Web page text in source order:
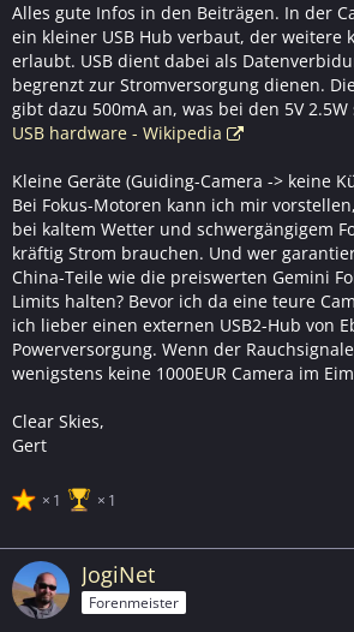
Alles gute Infos in den Beiträgen. In der
ein kleiner USB Hub verbaut, der weitere
erlaubt. USB dient dabei als
begrenzt zur Stromversorgung dienen.
gibt dazu 500mA an, was bei den 5V 2.5W
USB hardware - Wikipedia
Kleine Geräte (Guiding-Camera -> keine
Bei Fokus-Motoren kann ich mir
bei kaltem Wetter und schwergängigem
kräftig Strom brauchen. Und wer
China-Teile wie die preiswerten Gemini
Limits halten? Bevor ich da eine teure
ich lieber einen externen USB2-Hub von
Powerversorgung. Wenn der
wenigstens keine 1000EUR Camera im
Clear Skies,
Gert
1 1
JogiNet
Forenmeister